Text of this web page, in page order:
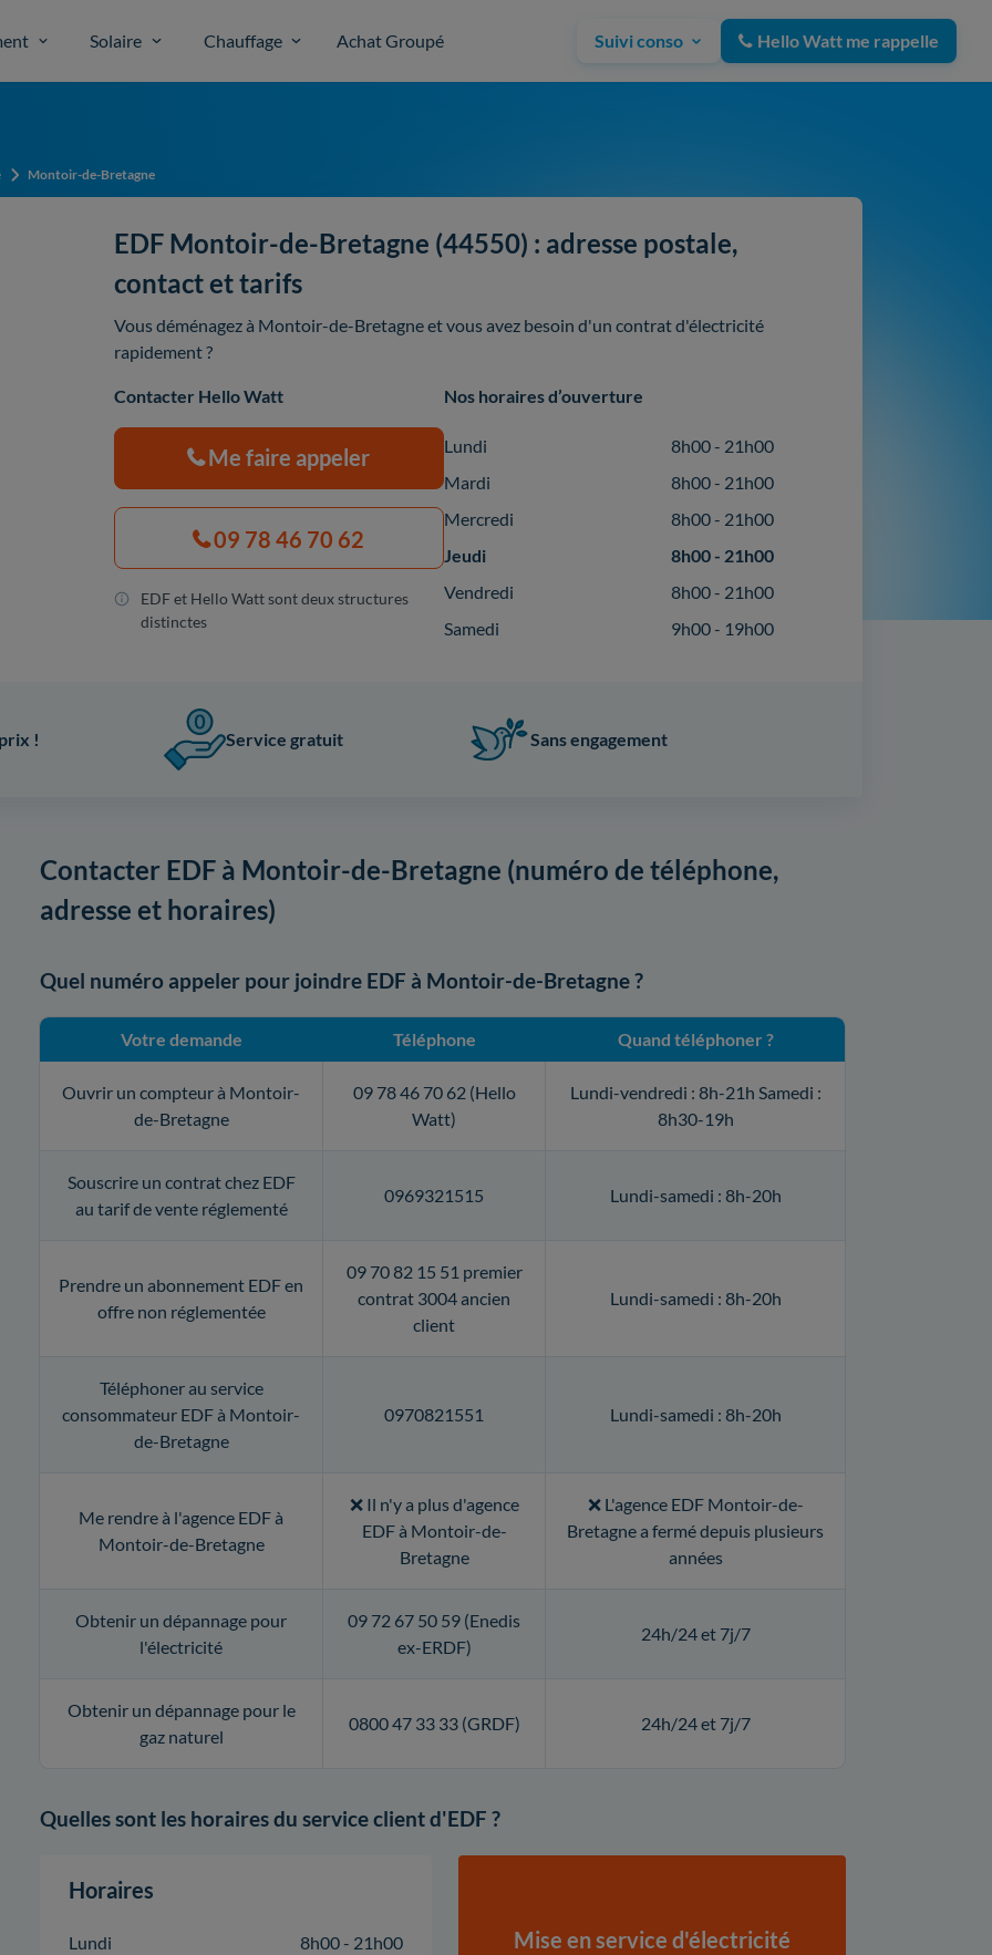
Solaire Chauffage Achat Groupé Suivi conso Hello Watt me rappelle
Montoir-de-Bretagne
EDF Montoir-de-Bretagne (44550) : adresse postale,
contact et tarifs
Vous déménagez à Montoir-de-Bretagne et vous avez besoin d'un contrat d'électricité
rapidement ?
Contacter Hello Watt
Me faire appeler
09 78 46 70 62
EDF et Hello Watt sont deux structures
distinctes
Nos horaires d’ouverture
Lundi
8h00 - 21h00
Mardi
8h00 - 21h00
Mercredi
8h00 - 21h00
Jeudi
8h00 - 21h00
Vendredi
8h00 - 21h00
Samedi
9h00 - 19h00
! Service gratuit Sans engagement
Contacter EDF à Montoir-de-Bretagne (numéro de téléphone,
adresse et horaires)
Quel numéro appeler pour joindre EDF à Montoir-de-Bretagne ?
Votre demande Téléphone Quand téléphoner ?
Ouvrir un compteur à Montoir-
de-Bretagne
09 78 46 70 62 (Hello
Watt)
Lundi-vendredi : 8h-21h Samedi :
8h30-19h
Souscrire un contrat chez EDF
au tarif de vente réglementé
0969321515 Lundi-samedi : 8h-20h
Prendre un abonnement EDF en
offre non réglementée
09 70 82 15 51 premier
contrat 3004 ancien
client
Lundi-samedi : 8h-20h
Téléphoner au service
consommateur EDF à Montoir-
de-Bretagne
0970821551 Lundi-samedi : 8h-20h
Me rendre à l'agence EDF à
Montoir-de-Bretagne
❌ Il n'y a plus d'agence
EDF à Montoir-de-
Bretagne
❌ L'agence EDF Montoir-de-
Bretagne a fermé depuis plusieurs
années
Obtenir un dépannage pour
l'électricité
09 72 67 50 59 (Enedis
ex-ERDF)
24h/24 et 7j/7
Obtenir un dépannage pour le
gaz naturel
0800 47 33 33 (GRDF) 24h/24 et 7j/7
Quelles sont les horaires du service client d'EDF ?
Horaires
Lundi
8h00 - 21h00
Mise en service d'électricité